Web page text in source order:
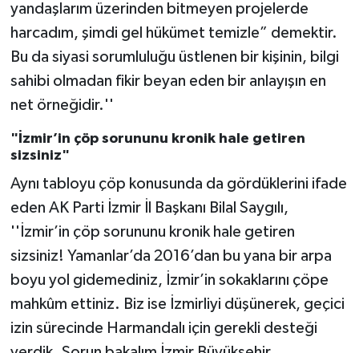
yandaşlarım üzerinden bitmeyen projelerde
harcadım, şimdi gel hükümet temizle” demektir.
Bu da siyasi sorumluluğu üstlenen bir kişinin, bilgi
sahibi olmadan fikir beyan eden bir anlayışın en
net örneğidir.''
"İzmir’in çöp sorununu kronik hale getiren
sizsiniz"
Aynı tabloyu çöp konusunda da gördüklerini ifade
eden AK Parti İzmir İl Başkanı Bilal Saygılı,
''İzmir’in çöp sorununu kronik hale getiren
sizsiniz! Yamanlar’da 2016’dan bu yana bir arpa
boyu yol gidemediniz, İzmir’in sokaklarını çöpe
mahkûm ettiniz. Biz ise İzmirliyi düşünerek, geçici
izin sürecinde Harmandalı için gerekli desteği